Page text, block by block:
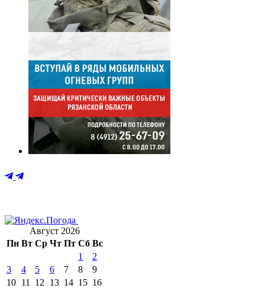
Август 2026
Пн Вт Ср Чт Пт Сб Вс
1
2
3
4 5 6 7 8
9
10 11 12 13 14 15 16